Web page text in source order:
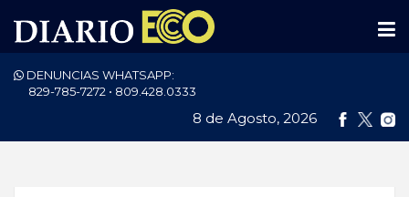
DENUNCIAS WHATSAPP:
829-785-7272 • 809.428.0333
8 de Agosto, 2026
PORTADA